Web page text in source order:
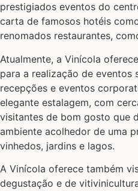
prestigiados eventos do
carta de famosos hotéis
renomados restaurantes,
Atualmente, a Vinícola
para a realização de eventos
recepções e eventos
elegante estalagem, com
visitantes de bom gosto que
ambiente acolhedor de uma
vinhedos, jardins e lagos.
A Vinícola oferece também
degustação e de